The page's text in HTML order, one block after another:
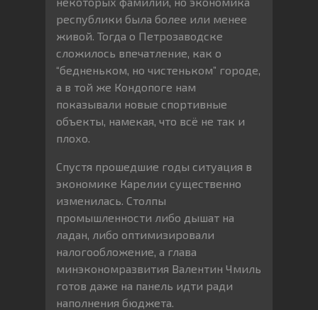
республики была более или менее
живой. Тогда о Петрозаводске
сложилось впечатление, как о
“бедненьком, но чистеньком” городе,
а в той же Кондопоге нам
показывали новые спортивные
объекты, намекая, что всё не так и
плохо.
Спустя прошедшие годы ситуация в
экономике Карелии существенно
изменилась. Столпы
промышленности либо дышат на
ладан, либо оптимизировали
налогообложение, а глава
минэкономразвития Валентин Чмиль
готов даже на панель идти ради
наполнения бюджета.